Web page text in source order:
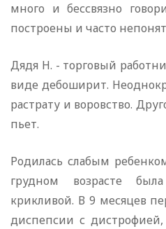
много и бессвязно
построены и часто
Дядя Н. - торговый
виде дебоширит.
растрату и воровство.
пьет.
Родилась слабым
грудном возрасте
крикливой. В 9 месяцев
диспепсии с